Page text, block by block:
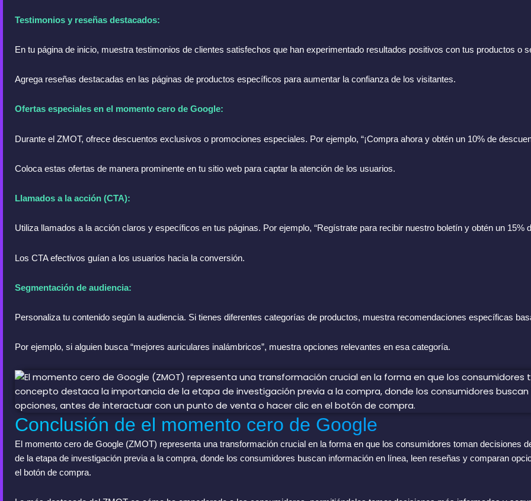
Testimonios y reseñas destacados:
En tu página de inicio, muestra testimonios de clientes satisfechos que han experimentado resultados positivos con tus productos o
Agrega reseñas destacadas en las páginas de productos específicos para aumentar la confianza de los visitantes.
Ofertas especiales en el momento cero de Google:
Durante el ZMOT, ofrece descuentos exclusivos o promociones especiales. Por ejemplo, “¡Compra ahora y obtén un 10% de
Coloca estas ofertas de manera prominente en tu sitio web para captar la atención de los usuarios.
Llamados a la acción (CTA):
Utiliza llamados a la acción claros y específicos en tus páginas. Por ejemplo, “Regístrate para recibir nuestro boletín y obtén un 15%
Los CTA efectivos guían a los usuarios hacia la conversión.
Segmentación de audiencia:
Personaliza tu contenido según la audiencia. Si tienes diferentes categorías de productos, muestra recomendaciones específicas
Por ejemplo, si alguien busca “mejores auriculares inalámbricos”, muestra opciones relevantes en esa categoría.
Conclusión de el momento cero de Google
El momento cero de Google (ZMOT) representa una transformación crucial en la forma en que los consumidores toman decisiones
de la etapa de investigación previa a la compra, donde los consumidores buscan información en línea, leen reseñas y comparan
el botón de compra.